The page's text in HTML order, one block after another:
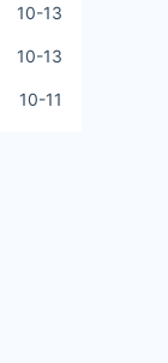
10-13
10-13
10-11